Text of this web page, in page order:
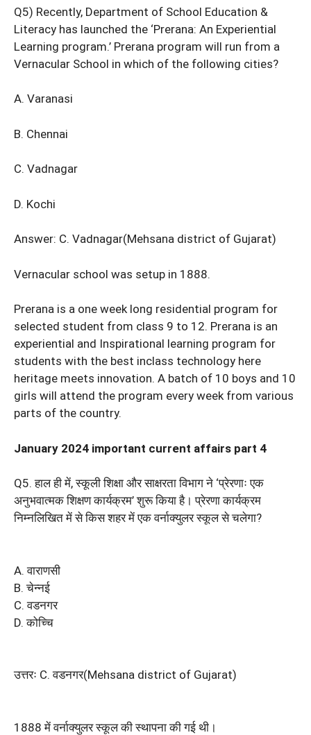
Q5) Recently, Department of School Education &
Literacy has launched the ‘Prerana: An Experiential
Learning program.’ Prerana program will run from a
Vernacular School in which of the following cities?
A. Varanasi
B. Chennai
C. Vadnagar
D. Kochi
Answer: C. Vadnagar(Mehsana district of Gujarat)
Vernacular school was setup in 1888.
Prerana is a one week long residential program for
selected student from class 9 to 12. Prerana is an
experiential and Inspirational learning program for
students with the best inclass technology here
heritage meets innovation. A batch of 10 boys and 10
girls will attend the program every week from various
parts of the country.
January 2024 important current affairs part 4
Q5. हाल ही में, स्कूली शिक्षा और साक्षरता विभाग ने ‘प्रेरणाः एक
अनुभवात्मक शिक्षण कार्यक्रम’ शुरू किया है। प्रेरणा कार्यक्रम
निम्नलिखित में से किस शहर में एक वर्नाक्युलर स्कूल से चलेगा?
A. वाराणसी
B. चेन्नई
C. वडनगर
D. कोच्चि
उत्तरः C. वडनगर(Mehsana district of Gujarat)
1888 में वर्नाक्युलर स्कूल की स्थापना की गई थी।